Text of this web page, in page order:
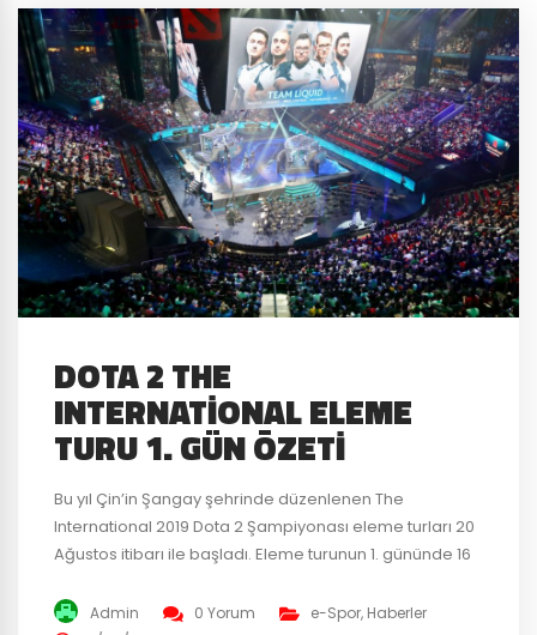
DOTA 2 THE
INTERNATIONAL ELEME
TURU 1. GÜN ÖZETI
Bu yıl Çin’in Şangay şehrinde düzenlenen The
International 2019 Dota 2 Şampiyonası eleme turları 20
Ağustos itibarı ile başladı. Eleme turunun 1. gününde 16
hayallerine ulaşmak içi bir kapı daha araladı.
Admin 0 Yorum e-Spor, Haberler